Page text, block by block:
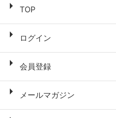
TOP
ログイン
会員登録
メールマガジン